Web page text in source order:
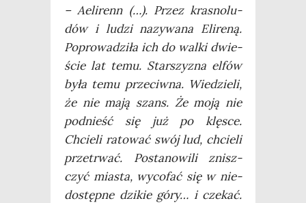
– Aeli­renn (…). Przez kra­sno­lu­
dów i ludzi nazy­wa­na Eli­re­ną.
Popro­wa­dzi­ła ich do wal­ki dwie­
ście lat temu. Star­szy­zna elfów
była temu prze­ciw­na. Wie­dzie­li,
że nie mają szans. Że moją nie
pod­nieść się już po klę­sce.
Chcie­li rato­wać swój lud, chcie­li
prze­trwać. Posta­no­wi­li znisz­
czyć mia­sta, wyco­fać się w nie­
do­stęp­ne dzi­kie góry… i cze­kać.